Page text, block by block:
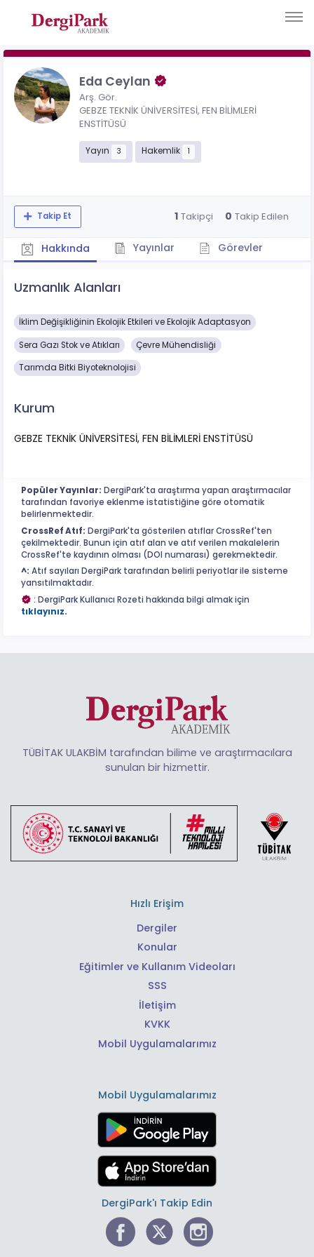
Eda Ceylan
Arş. Gör.
GEBZE TEKNİK ÜNİVERSİTESİ, FEN BİLİMLERİ
ENSTİTÜSÜ
Yayın 3 Hakemlik 1
Takip Et 1 Takipçi 0 Takip Edilen
Hakkında Yayınlar Görevler
Uzmanlık Alanları
İklim Değişikliğinin Ekolojik Etkileri ve Ekolojik Adaptasyon
Sera Gazı Stok ve Atıkları Çevre Mühendisliği
Tarımda Bitki Biyoteknolojisi
Kurum
GEBZE TEKNİK ÜNİVERSİTESİ, FEN BİLİMLERİ ENSTİTÜSÜ
Popüler Yayınlar: DergiPark'ta araştırma yapan araştırmacılar
tarafından favoriye eklenme istatistiğine göre otomatik
belirlenmektedir.
CrossRef Atıf: DergiPark'ta gösterilen atıflar CrossRef'ten
çekilmektedir. Bunun için atıf alan ve atıf verilen makalelerin
CrossRef'te kaydının olması (DOI numarası) gerekmektedir.
^: Atıf sayıları DergiPark tarafından belirli periyotlar ile sisteme
yansıtılmaktadır.
: DergiPark Kullanıcı Rozeti hakkında bilgi almak için
tıklayınız.
TÜBİTAK ULAKBİM tarafından bilime ve araştırmacılara
sunulan bir hizmettir.
Hızlı Erişim
Dergiler
Konular
Eğitimler ve Kullanım Videoları
SSS
İletişim
KVKK
Mobil Uygulamalarımız
Mobil Uygulamalarımız
DergiPark'ı Takip Edin